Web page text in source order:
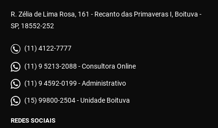
R. Zélia de Lima Rosa, 161 - Recanto das Primaveras I, Boituva -
SP, 18552-252
(11) 4122-7777
(11) 9 5213-2088 - Consultora Online
(11) 9 4592-0199 - Administrativo
(15) 99800-2504 - Unidade Boituva
REDES SOCIAIS